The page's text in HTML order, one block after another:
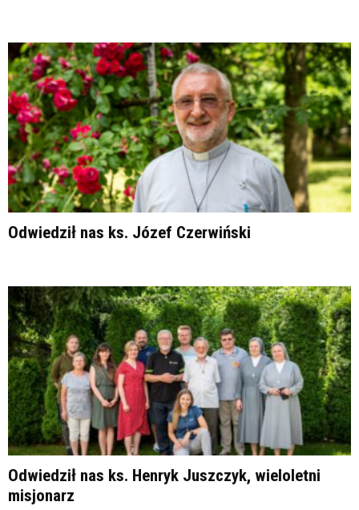
Odwiedził nas ks. Józef Czerwiński
Odwiedził nas ks. Henryk Juszczyk, wieloletni
misjonarz